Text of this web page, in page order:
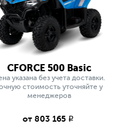
CFORCE 500 Basic
указана без учета доставки.
стоимость уточняйте у
менеджеров
от 803 165 q